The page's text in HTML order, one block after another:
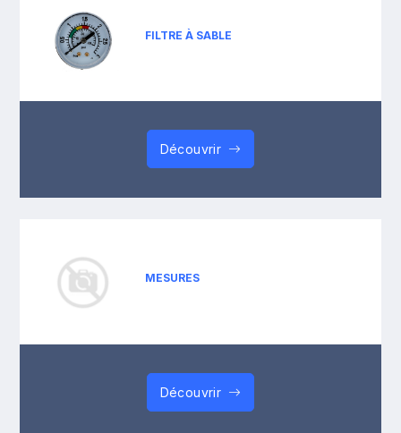
FILTRE À SABLE
Découvrir
MESURES
Découvrir